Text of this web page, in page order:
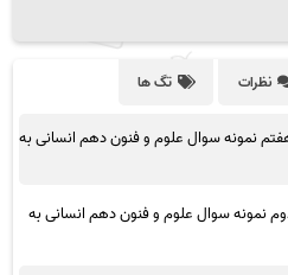
نظرات تگ ها
نمونه سوال علوم و فنون دهم انسانی به
نمونه سوال علوم و فنون دهم انسانی به